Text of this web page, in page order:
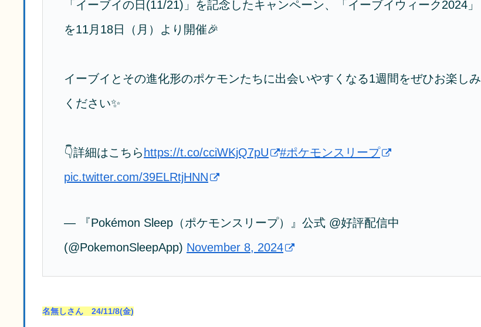
「イーブイの日(11/21)」を記念したキャンペーン、「イーブイウィーク2024」
を11月18日（月）より開催🎉
イーブイとその進化形のポケモンたちに出会いやすくなる1週間をぜひお楽しみ
ください✨
👇詳細はこちら https://t.co/cciWKjQ7pU
#ポケモンスリープ
pic.twitter.com/39ELRtjHNN
— 『Pokémon Sleep（ポケモンスリープ）』公式 @好評配信中
(@PokemonSleepApp) November 8, 2024
名無しさん 24/11/8(金)